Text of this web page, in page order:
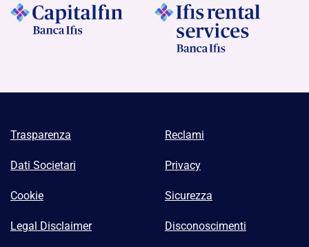
Trasparenza Reclami
Dati Societari Privacy
Cookie Sicurezza
Legal Disclaimer Disconoscimenti